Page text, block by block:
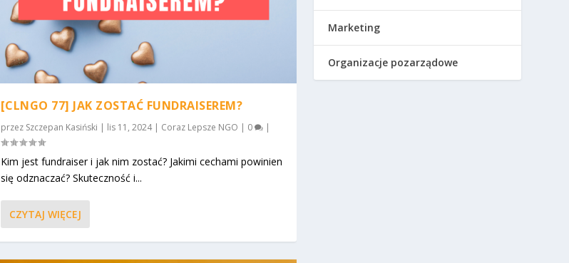
[CLNGO 77] JAK ZOSTAĆ FUNDRAISEREM?
przez Szczepan Kasiński | lis 11, 2024| Coraz Lepsze NGO | 0 |
Kim jest fundraiser i jak nim zostać? Jakimi cechami powinien
się odznaczać? Skuteczność i...
CZYTAJ WIĘCEJ
Marketing
Organizacje pozarządowe